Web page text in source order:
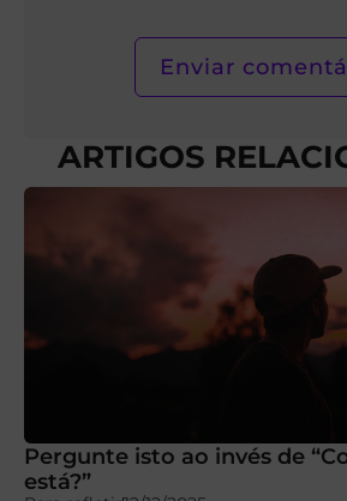
ARTIGOS
Pergunte isto ao invés de
está?”